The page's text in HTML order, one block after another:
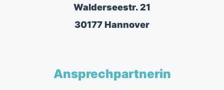
Walderseestr. 21
30177 Hannover
Ansprechpartnerin